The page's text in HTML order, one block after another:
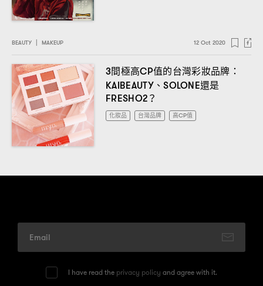
BEAUTY MAKEUP 12 Oct 2020
3間極高CP值的台灣彩妝品牌 ：
KAIBEAUTY、SOLONE還是
FRESHO2？
化妝品 台灣品牌 高CP值
I have read the privacy policy and agree with it.